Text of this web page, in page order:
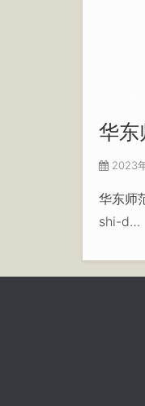
华东
2023
华东师
shi-d…